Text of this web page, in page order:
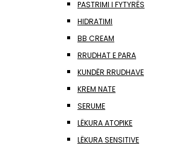
PASTRIMI I FYTYRËS
HIDRATIMI
BB CREAM
RRUDHAT E PARA
KUNDËR RRUDHAVE
KREM NATE
SERUME
LËKURA ATOPIKE
LËKURA SENSITIVE